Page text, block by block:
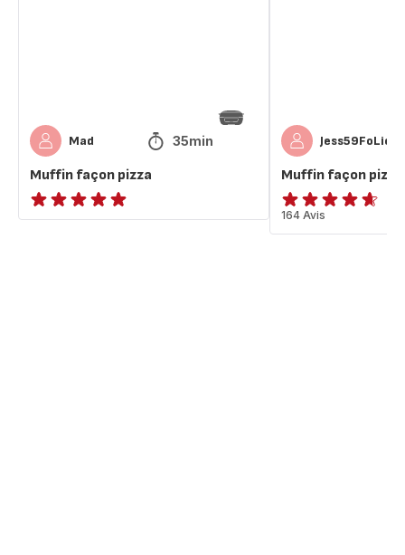
Mad 35min
Muffin façon pizza
ratings.NaN
Jess59FoLiee
Muffin façon pizza
ratings.4.6
164 Avis